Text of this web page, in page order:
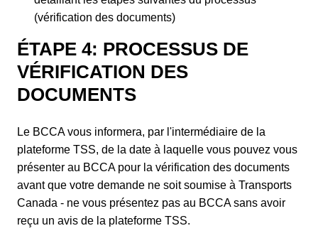
(vérification des documents)
ÉTAPE 4: PROCESSUS DE
VÉRIFICATION DES
DOCUMENTS
Le BCCA vous informera, par l'intermédiaire de la
plateforme TSS, de la date à laquelle vous pouvez vous
présenter au BCCA pour la vérification des documents
avant que votre demande ne soit soumise à Transports
Canada - ne vous présentez pas au BCCA sans avoir
reçu un avis de la plateforme TSS.